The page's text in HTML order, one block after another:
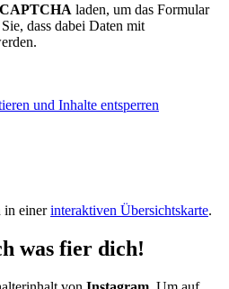
laden, um das Formular
dass dabei Daten mit
und Inhalte entsperren
in einerinteraktiven Übersichtskarte.
was fier dich!